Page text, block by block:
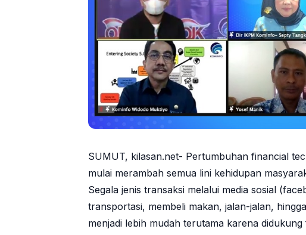
SUMUT, kilasan.net- Pertumbuhan financial
mulai merambah semua lini kehidupan
Segala jenis transaksi melalui media sosial
transportasi, membeli makan, jalan-jalan,
menjadi lebih mudah terutama karena didukung